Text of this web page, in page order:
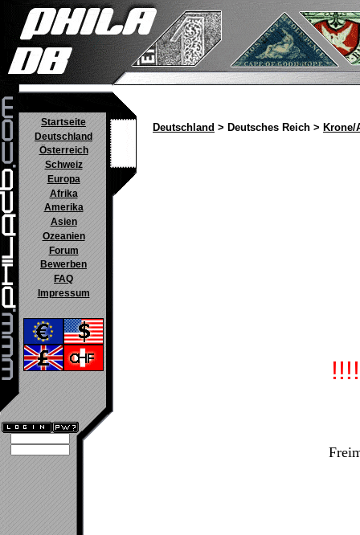
Startseite
Deutschland
Österreich
Schweiz
Europa
Afrika
Amerika
Asien
Ozeanien
Forum
Bewerben
FAQ
Impressum
Deutschland > Deutsches Reich > Krone/